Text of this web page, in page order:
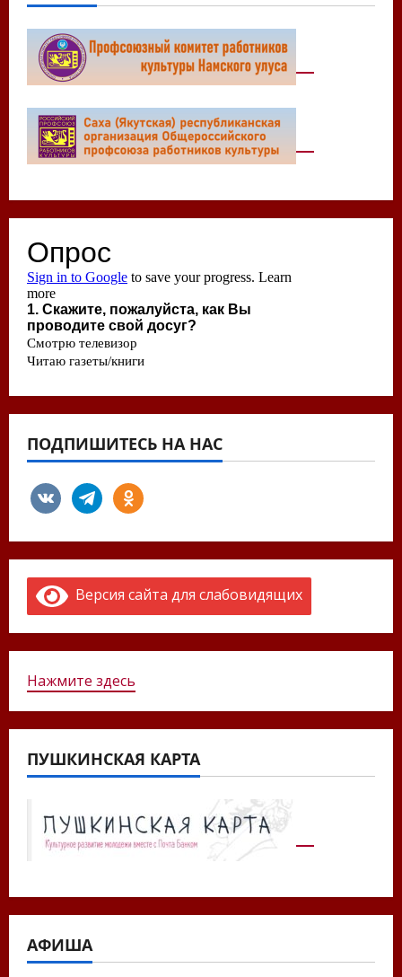
ПОДПИШИТЕСЬ НА НАС
vkontaktetelegramodnoklassniki
Версия сайта для слабовидящих
Нажмите здесь
ПУШКИНСКАЯ КАРТА
АФИША